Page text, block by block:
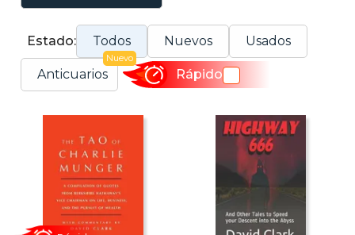
Estado: Todos Nuevos Usados
Anticuarios
Nuevo
Rápido